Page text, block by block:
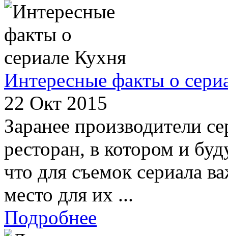
Интересные факты о
22 Окт 2015
Заранее производители
ресторан, в котором и
что для съемок сериала
место для их ...
Подробнее